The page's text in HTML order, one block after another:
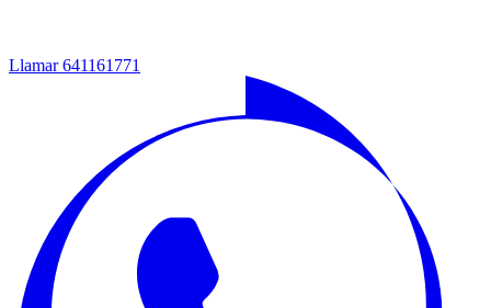
Llamar 641161771‬‬